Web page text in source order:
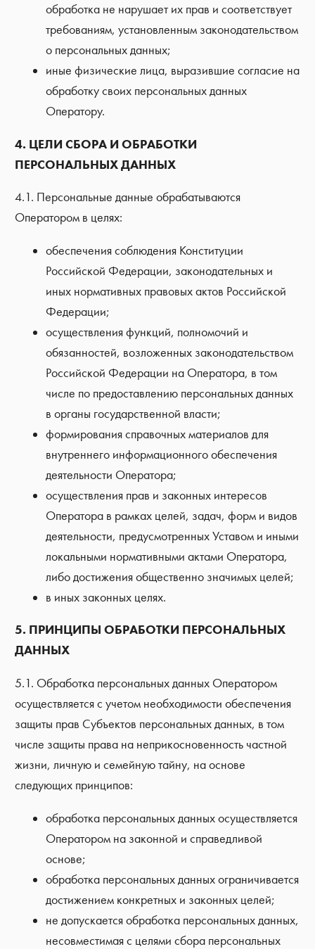
обработка не нарушает их прав и соответствует
требованиям, установленным законодательством
о персональных данных;
иные физические лица, выразившие согласие на
обработку своих персональных данных
Оператору.
4. ЦЕЛИ СБОРА И ОБРАБОТКИ
ПЕРСОНАЛЬНЫХ ДАННЫХ
4.1. Персональные данные обрабатываются
Оператором в целях:
обеспечения соблюдения Конституции
Российской Федерации, законодательных и
иных нормативных правовых актов Российской
Федерации;
осуществления функций, полномочий и
обязанностей, возложенных законодательством
Российской Федерации на Оператора, в том
числе по предоставлению персональных данных
в органы государственной власти;
формирования справочных материалов для
внутреннего информационного обеспечения
деятельности Оператора;
осуществления прав и законных интересов
Оператора в рамках целей, задач, форм и видов
деятельности, предусмотренных Уставом и иными
локальными нормативными актами Оператора,
либо достижения общественно значимых целей;
в иных законных целях.
5. ПРИНЦИПЫ ОБРАБОТКИ ПЕРСОНАЛЬНЫХ
ДАННЫХ
5.1. Обработка персональных данных Оператором
осуществляется с учетом необходимости обеспечения
защиты прав Субъектов персональных данных, в том
числе защиты права на неприкосновенность частной
жизни, личную и семейную тайну, на основе
следующих принципов:
обработка персональных данных осуществляется
Оператором на законной и справедливой
основе;
обработка персональных данных ограничивается
достижением конкретных и законных целей;
не допускается обработка персональных данных,
несовместимая с целями сбора персональных